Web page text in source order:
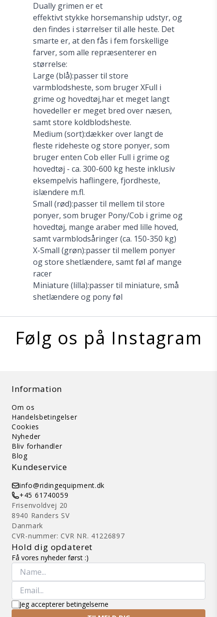
Dually grimen er et
effektivt stykke horsemanship udstyr, og
den findes i størrelser til alle heste. Det
smarte er, at den fås i fem forskellige
farver, som alle repræsenterer en
størrelse:
Large (blå):passer til store
varmblodsheste, som bruger XFull i
grime og hovedtøj,har et meget langt
hovedeller er meget bred over næsen,
samt store koldblodsheste.
Medium (sort):dækker over langt de
fleste rideheste og store ponyer, som
bruger enten Cob eller Full i grime og
hovedtøj - ca. 300-600 kg heste inklusiv
eksempelvis haflingere, fjordheste,
islændere m.fl.
Small (rød):passer til mellem til store
ponyer, som bruger Pony/Cob i grime og
hovedtøj, mange araber med lille hoved,
samt varmblodsåringer (ca. 150-350 kg)
X-Small (grøn):passer til mellem ponyer
og store shetlændere, samt føl af mange
racer
Miniature (lilla):passer til miniature, små
shetlændere og pony føl
Følg os på Instagram
Information
Om os
Handelsbetingelser
Cookies
Nyheder
Bliv forhandler
Blog
Kundeservice
info@ridingequipment.dk
+45 61740059
Frisenvoldvej 20
8940 Randers SV
Danmark
CVR-nummer: CVR NR. 41226897
Hold dig opdateret
Få vores nyheder først :)
Jeg accepterer betingelserne